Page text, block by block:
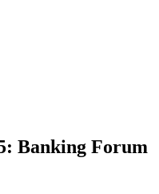
Banking Forum